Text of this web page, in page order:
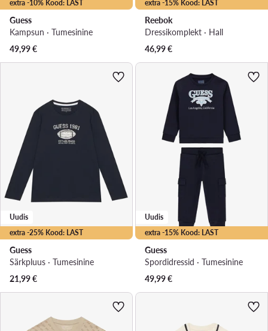
extra -10% Kood: LAST
Guess
Kampsun · Tumesinine
49,99€
extra -15% Kood: LAST
Reebok
Dressikomplekt · Hall
46,99€
extra -25% Kood: LAST
Uudis
Guess
Särkpluus · Tumesinine
21,99€
extra -15% Kood: LAST
Uudis
Guess
Spordidressid · Tumesinine
49,99€